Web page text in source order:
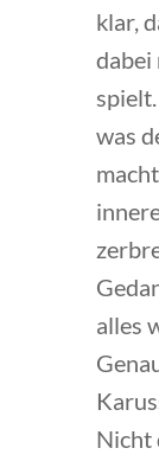
klar,
dabei
was
alles
Nicht